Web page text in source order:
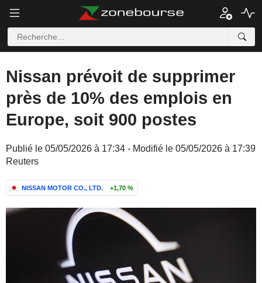
Nissan prévoit de supprimer
près de 10% des emplois en
Europe, soit 900 postes
Publié le 05/05/2026 à 17:34 - Modifié le 05/05/2026 à 17:39
Reuters
NISSAN MOTOR CO., LTD. +1,70 %